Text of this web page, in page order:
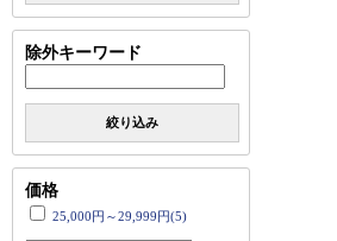
除外キーワード
絞り込み
価格
25,000円～29,999円(5)